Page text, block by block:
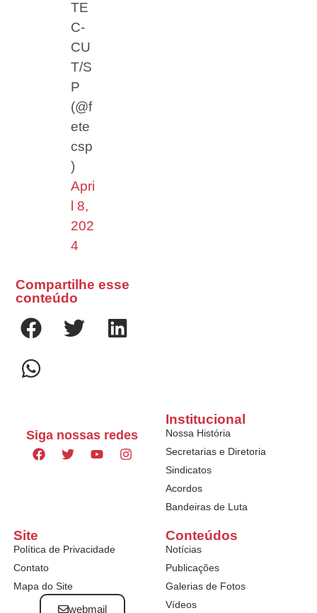
TE
C-
CU
T/S
P
(@f
ete
csp
)
Apri
l 8,
202
4
Compartilhe esse
conteúdo
Siga nossas redes
Institucional
Nossa História
Secretarias e Diretoria
Sindicatos
Acordos
Bandeiras de Luta
Site
Política de Privacidade
Contato
Mapa do Site
webmail
Conteúdos
Notícias
Publicações
Galerias de Fotos
Vídeos